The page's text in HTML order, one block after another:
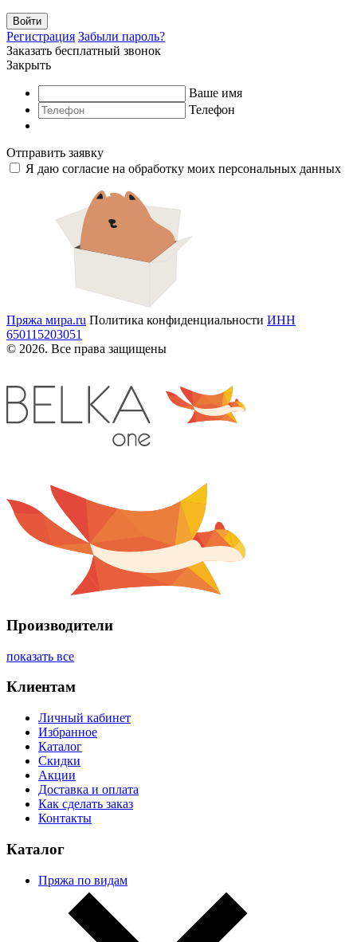
Войти
Регистрация Забыли пароль?
Заказать бесплатный звонок
Закрыть
Ваше имя
Телефон
Отправить заявку
Я даю согласие на обработку моих персональных данных
Пряжа мира.ru Политика конфиденциальности ИНН
650115203051
© 2026. Все права защищены
Производители
показать все
Клиентам
Личный кабинет
Избранное
Каталог
Скидки
Акции
Доставка и оплата
Как сделать заказ
Контакты
Каталог
Пряжа по видам